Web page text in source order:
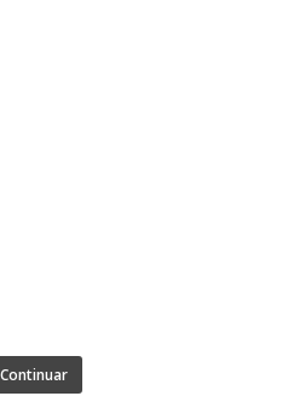
Continuar